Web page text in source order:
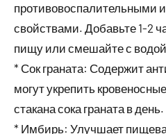
противовоспалительными
свойствами. Добавьте 1-2
пищу или смешайте с
* Сок граната: Содержит
могут укрепить
стакана сока граната в день.
* Имбирь: Улучшает